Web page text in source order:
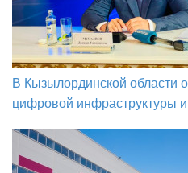
В Кызылординской области
цифровой инфраструктуры